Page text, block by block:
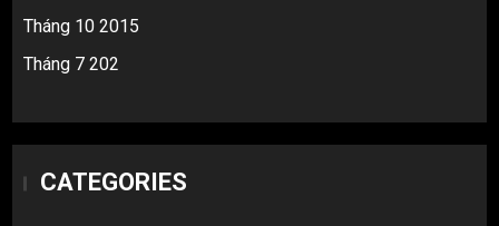
Tháng 10 2015
Tháng 7 202
CATEGORIES